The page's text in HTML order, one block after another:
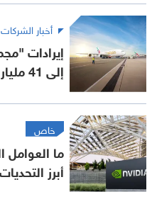
أخبار الشركات
إيرادات
إلى 41 مليار دولار
خاص
ما العوامل
أبرز